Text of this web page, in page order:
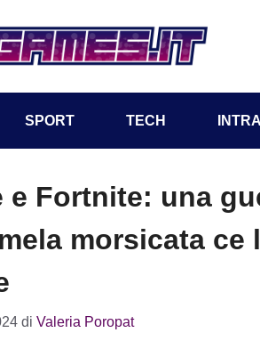
SPORT TECH
e Fortnite: una
morsicata ce
di Valeria Poropat